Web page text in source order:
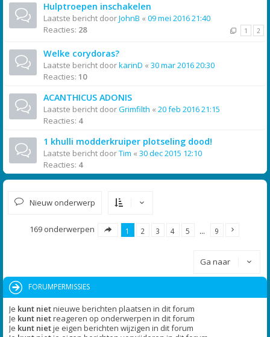
Hulptroepen inschakelen
Laatste bericht doorJohnB « 09 mei 2016 21:40
Reacties: 28 1 2
Welke corydoras?
Laatste bericht doorkarinD « 30 mar 2016 20:30
Reacties: 10
ACANTHICUS ADONIS
Laatste bericht doorGrimfilth « 20 feb 2016 21:15
Reacties: 4
1 khulli modderkruiper plotseling dood!
Laatste bericht doorTim « 30 dec 2015 12:10
Reacties: 4
Nieuw onderwerp
169 onderwerpen 1 2 3 4 5 … 9
Ga naar
FORUMPERMISSIES
Je kunt nietnieuwe berichten plaatsen in dit forum
Je kunt nietreageren op onderwerpen in dit forum
Je kunt nietje eigen berichten wijzigen in dit forum